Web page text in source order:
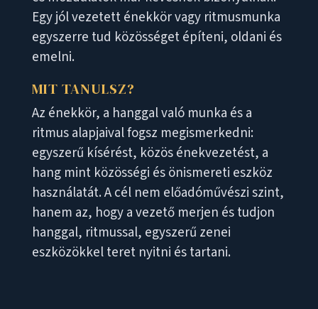
Egy jól vezetett énekkör vagy ritmusmunka
egyszerre tud közösséget építeni, oldani és
emelni.
MIT TANULSZ?
Az énekkör, a hanggal való munka és a
ritmus alapjaival fogsz megismerkedni:
egyszerű kísérést, közös énekvezetést, a
hang mint közösségi és önismereti eszköz
használatát. A cél nem előadóművészi szint,
hanem az, hogy a vezető merjen és tudjon
hanggal, ritmussal, egyszerű zenei
eszközökkel teret nyitni és tartani.